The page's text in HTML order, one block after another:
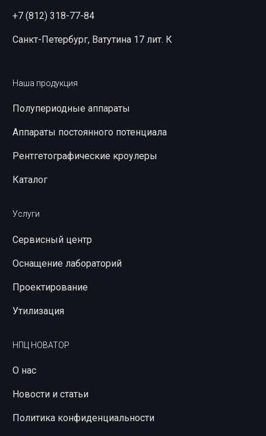
+7 (812) 318-77-84
Санкт-Петербург, Ватутина 17 лит. К
Наша продукция
Полупериодные аппараты
Аппараты постоянного потенциала
Рентгетографические кроулеры
Каталог
Услуги
Сервисный центр
Оснащение лабораторий
Проектирование
Утилизация
НПЦ НОВАТОР
О нас
Новости и статьи
Политика конфиденциальности